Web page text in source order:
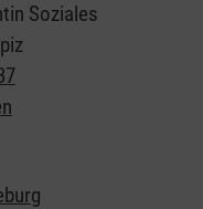
Entalstung der
wir das Café Malta
Soziales